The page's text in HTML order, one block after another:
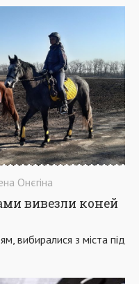
Онєгіна
вивезли коней
вибиралися з міста під